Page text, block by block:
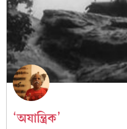
‘অযান্ত্রিক’